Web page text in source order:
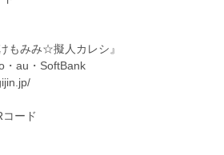
もみみ☆擬人カレシ』
・SoftBank
ード